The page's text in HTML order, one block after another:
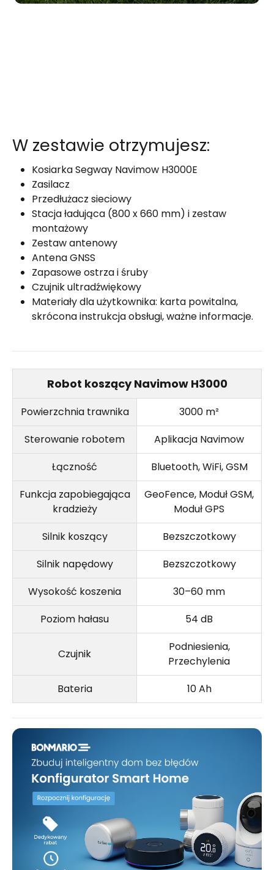
W zestawie otrzymujesz:
Kosiarka Segway Navimow H3000E
Zasilacz
Przedłużacz sieciowy
Stacja ładująca (800 x 660 mm) i zestaw
montażowy
Zestaw antenowy
Antena GNSS
Zapasowe ostrza i śruby
Czujnik ultradźwiękowy
Materiały dla użytkownika: karta powitalna,
skrócona instrukcja obsługi, ważne informacje.
Robot koszący Navimow H3000
Powierzchnia trawnika
3000 m²
Sterowanie robotem
Aplikacja Navimow
Łączność
Bluetooth, WiFi, GSM
Funkcja zapobiegająca
kradzieży
GeoFence, Moduł GSM,
Moduł GPS
Silnik koszący
Bezszczotkowy
Silnik napędowy
Bezszczotkowy
Wysokość koszenia
30–60 mm
Poziom hałasu
54 dB
Czujnik
Podniesienia,
Przechylenia
Bateria
10 Ah